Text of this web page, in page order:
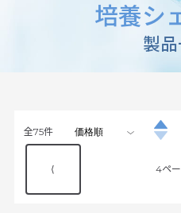
培養シ
製
全75件
⟨ 4